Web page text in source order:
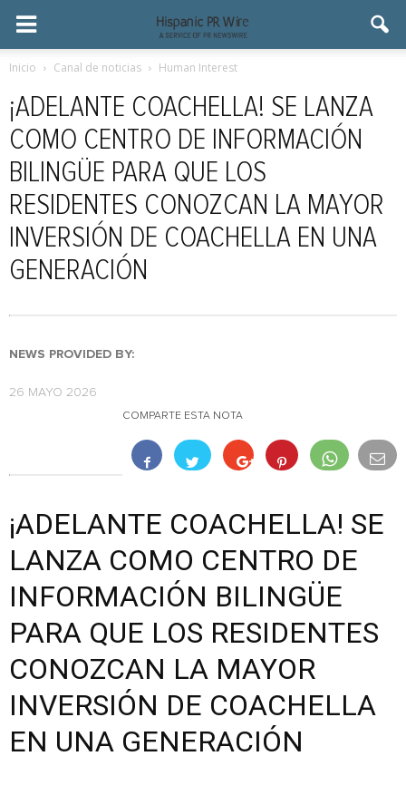
Inicio Canal de noticias Human Interest
¡ADELANTE COACHELLA! SE LANZA
COMO CENTRO DE INFORMACIÓN
BILINGÜE PARA QUE LOS
RESIDENTES CONOZCAN LA MAYOR
INVERSIÓN DE COACHELLA EN UNA
GENERACIÓN
NEWS PROVIDED BY:
26 MAYO 2026
COMPARTE ESTA NOTA
¡ADELANTE COACHELLA! SE
LANZA COMO CENTRO DE
INFORMACIÓN BILINGÜE
PARA QUE LOS RESIDENTES
CONOZCAN LA MAYOR
INVERSIÓN DE COACHELLA
EN UNA GENERACIÓN